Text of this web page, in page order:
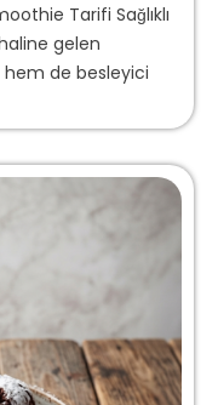
Tarifi Sağlıklı
gelen
hem de besleyici